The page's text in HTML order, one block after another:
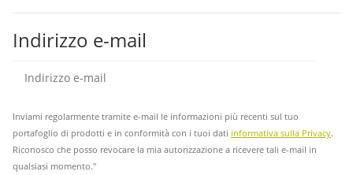
Indirizzo e-mail
Inviami regolarmente tramite e-mail le informazioni più recenti sul tuo
portafoglio di prodotti e in conformità con i tuoi dati informativa sulla Privacy.
Riconosco che posso revocare la mia autorizzazione a ricevere tali e-mail in
qualsiasi momento."